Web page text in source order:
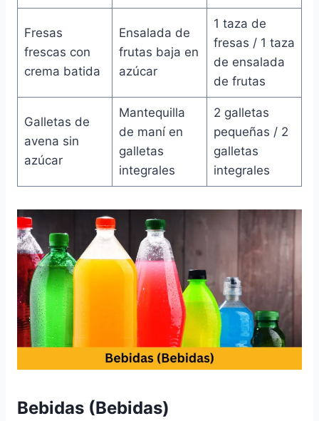
Fresas
frescas con
crema batida
Ensalada de
frutas baja en
azúcar
1 taza de
fresas / 1 taza
de ensalada
de frutas
Galletas de
avena sin
azúcar
Mantequilla
de maní en
galletas
integrales
2 galletas
pequeñas / 2
galletas
integrales
Bebidas (Bebidas)